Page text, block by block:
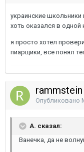
украинские
хоть оказался в одной
я просто хотел
пиарщики, все понял
rammstein
Опубликовано
A. сказал:
Ванечка, да не